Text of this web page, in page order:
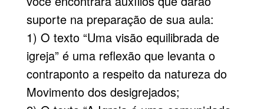
suporte na preparação de sua aula:
1) O texto “Uma visão equilibrada de
igreja” é uma reflexão que levanta o
contraponto a respeito da natureza do
Movimento dos desigrejados;